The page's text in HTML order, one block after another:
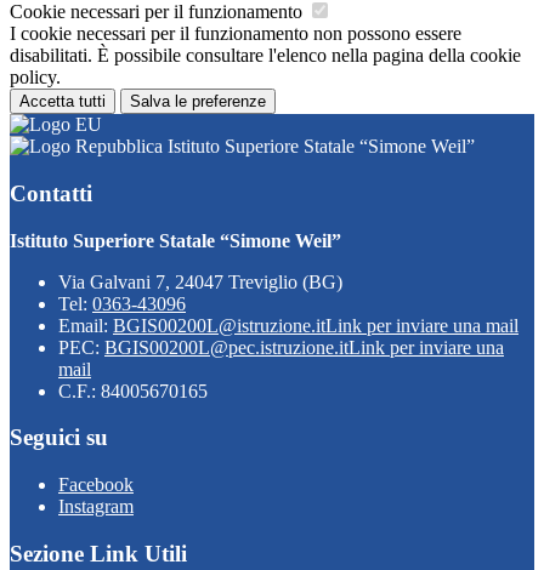
Cookie necessari per il funzionamento
I cookie necessari per il funzionamento non possono essere
disabilitati. È possibile consultare l'elenco nella pagina della cookie
policy.
Accetta tutti Salva le preferenze
Istituto Superiore Statale “Simone Weil”
Contatti
Istituto Superiore Statale “Simone Weil”
Via Galvani 7, 24047 Treviglio (BG)
Tel: 0363-43096
Email: BGIS00200L@istruzione.itLink per inviare una mail
PEC: BGIS00200L@pec.istruzione.itLink per inviare una
mail
C.F.: 84005670165
Seguici su
Facebook
Instagram
Sezione Link Utili